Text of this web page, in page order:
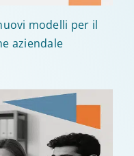
modelli per il
aziendale